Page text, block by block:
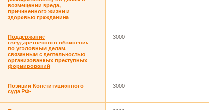
возмещении вреда,
причиненного жизни и
здоровью гражданина
Поддержание
государственного обвинения
по уголовным делам,
связанным с деятельностью
организованных преступных
формирований
3000
Позиции Конституционного
суда РФ-
3000